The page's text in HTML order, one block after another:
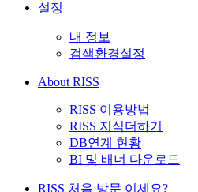
설정
내 정보
검색환경설정
About RISS
RISS 이용방법
RISS 지식더하기
DB연계 현황
BI 및 배너 다운로드
RISS 처음 방문 이세요?